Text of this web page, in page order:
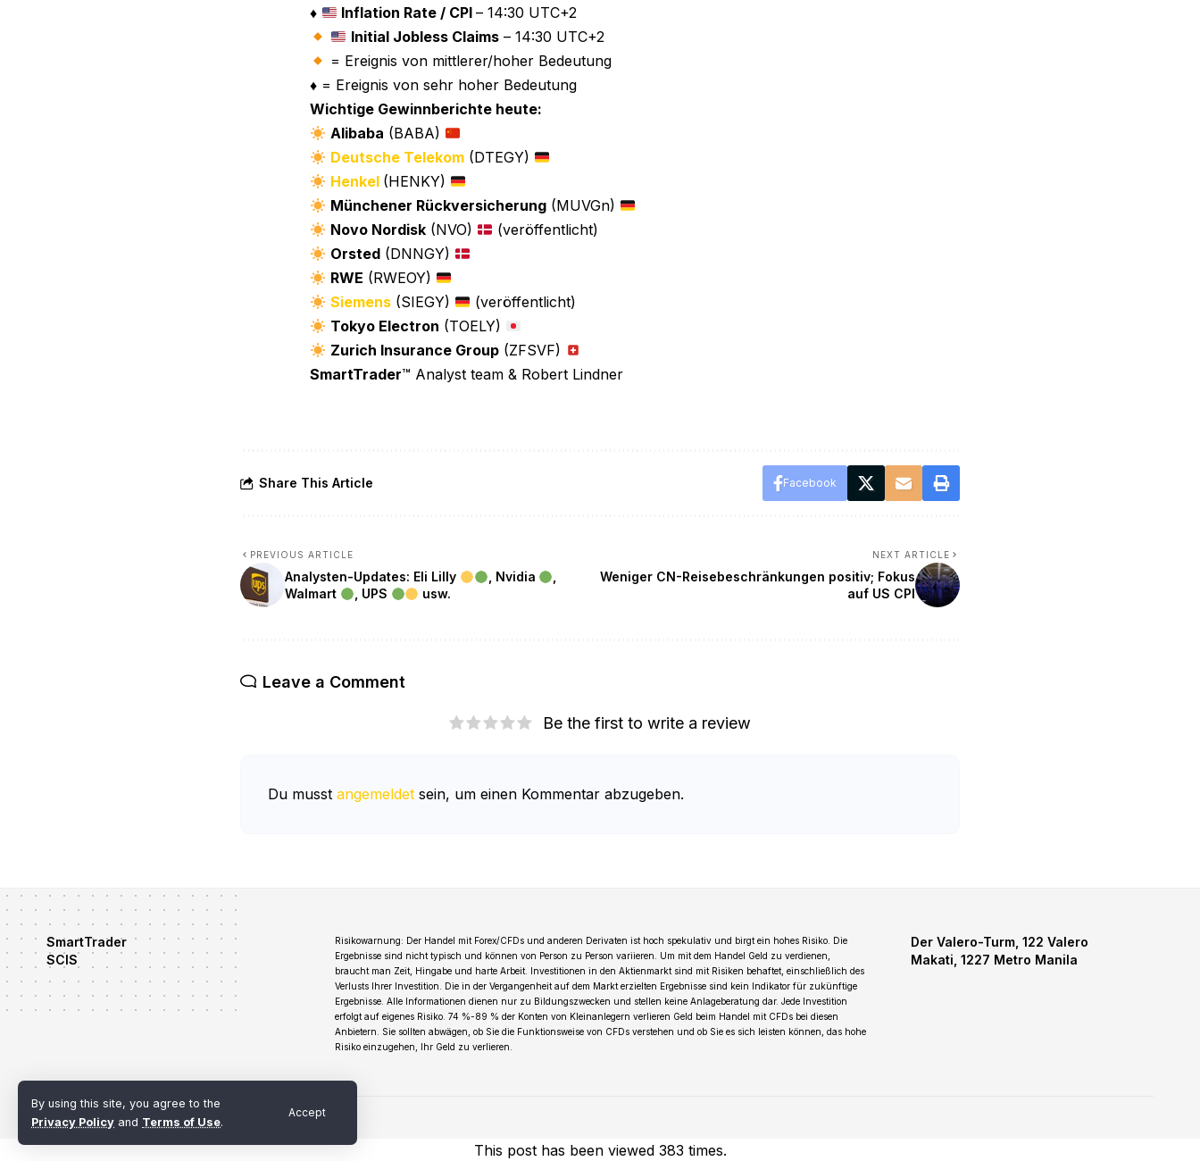
By using this site, you agree to the
Privacy Policy and Terms of Use.
Accept
♦️
Inflation Rate / CPI – 14:30 UTC+2
Initial Jobless Claims – 14:30 UTC+2
= Ereignis von mittlerer/hoher Bedeutung
♦️ = Ereignis von sehr hoher Bedeutung
Wichtige Gewinnberichte heute:
Alibaba (BABA)
Deutsche Telekom(DTEGY)
Henkel (HENKY)
Münchener Rückversicherung(MUVGn)
Novo Nordisk(NVO)
(veröffentlicht)
Orsted(DNNGY)
RWE (RWEOY)
Siemens(SIEGY)
(veröffentlicht)
Tokyo Electron (TOELY)
Zurich Insurance Group(ZFSVF)
SmartTrader™ Analyst team & Robert Lindner
Share This Article Facebook
PREVIOUS ARTICLE
Analysten-Updates: Eli Lilly , Nvidia
Walmart
, UPS usw.
NEXT ARTICLE
Weniger CN-Reisebeschränkungen positiv; Fokus
auf US CPI
Leave a Comment
Be the first to write a review
Du musst angemeldetsein, um einen Kommentar abzugeben.
SmartTrader
SCIS
Risikowarnung: Der Handel mit Forex/CFDs und anderen Derivaten ist hoch spekulativ und birgt ein hohes Risiko. Die
Ergebnisse sind nicht typisch und können von Person zu Person variieren. Um mit dem Handel Geld zu verdienen,
braucht man Zeit, Hingabe und harte Arbeit. Investitionen in den Aktienmarkt sind mit Risiken behaftet, einschließlich des
Verlusts Ihrer Investition. Die in der Vergangenheit auf dem Markt erzielten Ergebnisse sind kein Indikator für zukünftige
Ergebnisse. Alle Informationen dienen nur zu Bildungszwecken und stellen keine Anlageberatung dar. Jede Investition
erfolgt auf eigenes Risiko. 74 %-89 % der Konten von Kleinanlegern verlieren Geld beim Handel mit CFDs bei diesen
Anbietern. Sie sollten abwägen, ob Sie die Funktionsweise von CFDs verstehen und ob Sie es sich leisten können, das hohe
Risiko einzugehen, Ihr Geld zu verlieren.
Der Valero-Turm, 122 Valero
Makati, 1227 Metro Manila
Terms of Use Privacy Policy Refund and Cancellation Policy
This post has been viewed 383 times.